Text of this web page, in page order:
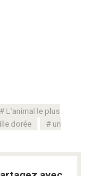
L'animal le plus
dorée
un